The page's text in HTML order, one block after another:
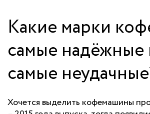
Какие марки
самые надёжные
самые
Хочется выделить кофемашины